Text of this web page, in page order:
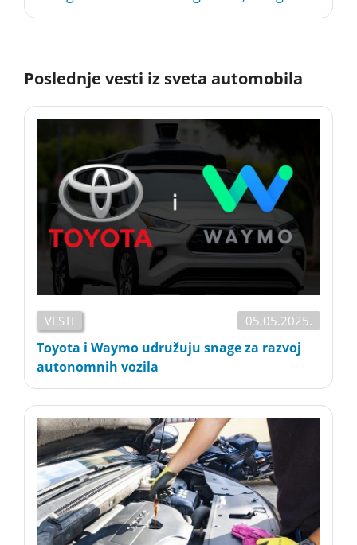
Poslednje vesti iz sveta automobila
VESTI 05.05.2025.
Toyota i Waymo udružuju snage za razvoj
autonomnih vozila